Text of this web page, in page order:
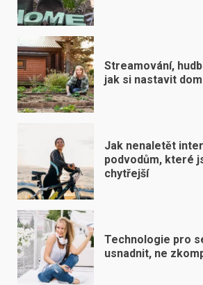
Streamování,
jak si nastavit
Jak nenaletět
podvodům, které
chytřejší
Technologie pro
usnadnit, ne